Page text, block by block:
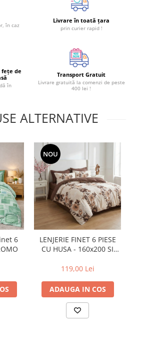
în caz
Livrare în toată țara
prin curier rapid !
fețe de
în
Transport Gratuit
Livrare gratuită la comenzi de peste
400 lei !
ALTERNATIVE
6
NOU
LENJERIE FINET 6 PIESE
CU HUSA - 160x200 SI
119,00 Lei
ADAUGA IN COS